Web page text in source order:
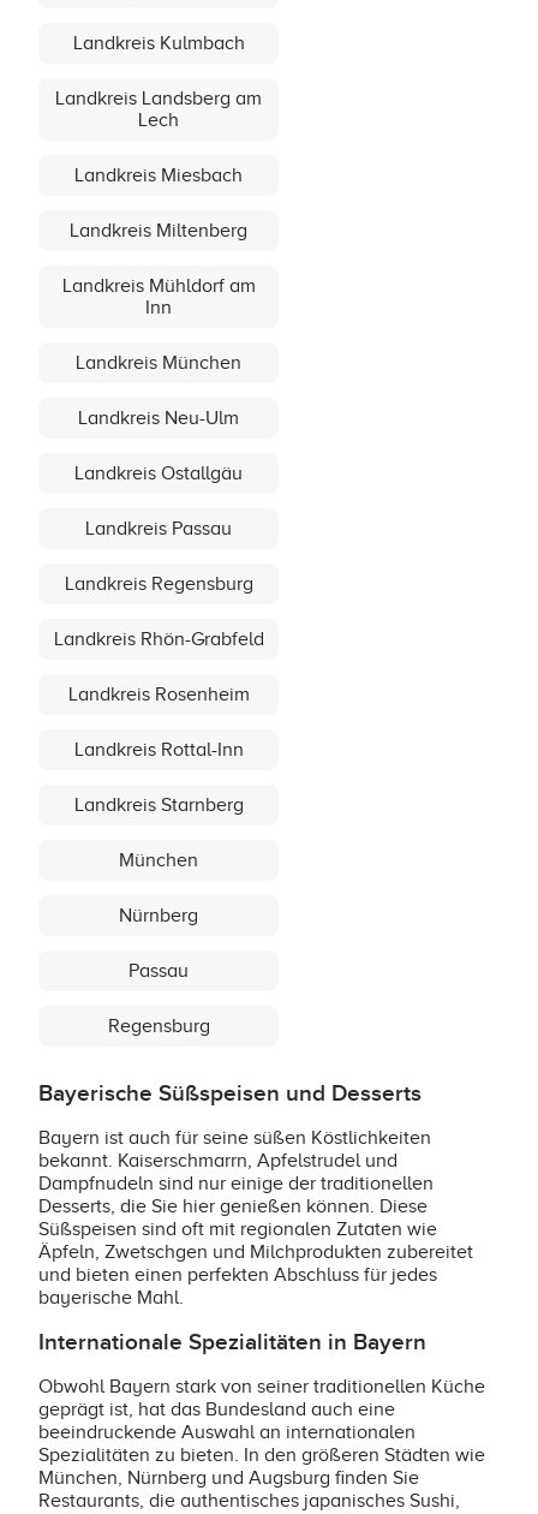
Landkreis Kulmbach
Landkreis Landsberg am
Lech
Landkreis Miesbach
Landkreis Miltenberg
Landkreis Mühldorf am
Inn
Landkreis München
Landkreis Neu-Ulm
Landkreis Ostallgäu
Landkreis Passau
Landkreis Regensburg
Landkreis Rhön-Grabfeld
Landkreis Rosenheim
Landkreis Rottal-Inn
Landkreis Starnberg
München
Nürnberg
Passau
Regensburg
Bayerische Süßspeisen und Desserts
Bayern ist auch für seine süßen Köstlichkeiten
bekannt. Kaiserschmarrn, Apfelstrudel und
Dampfnudeln sind nur einige der traditionellen
Desserts, die Sie hier genießen können. Diese
Süßspeisen sind oft mit regionalen Zutaten wie
Äpfeln, Zwetschgen und Milchprodukten zubereitet
und bieten einen perfekten Abschluss für jedes
bayerische Mahl.
Internationale Spezialitäten in Bayern
Obwohl Bayern stark von seiner traditionellen Küche
geprägt ist, hat das Bundesland auch eine
beeindruckende Auswahl an internationalen
Spezialitäten zu bieten. In den größeren Städten wie
München, Nürnberg und Augsburg finden Sie
Restaurants, die authentisches japanisches Sushi,